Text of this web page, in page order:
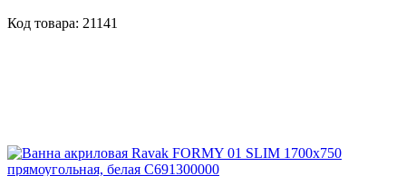
Код товара: 21141